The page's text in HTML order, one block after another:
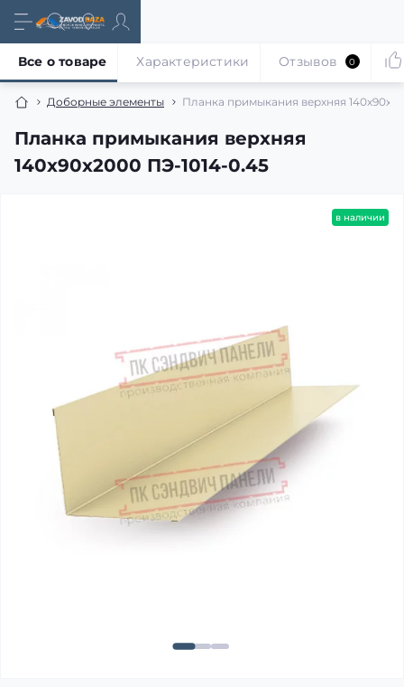
Доборные элементы Планка примыкания верхняя
Планка примыкания верхняя
140х90х2000 ПЭ-1014-0.45
Все о товаре Характеристики Отзывов 0
в наличии